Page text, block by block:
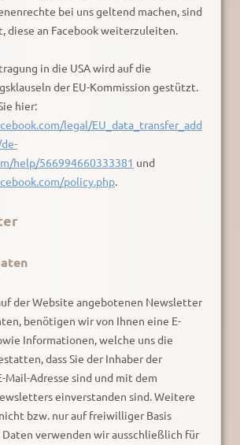
bei uns geltend machen, sind
diese an Facebook weiterzuleiten.
in die USA wird auf die
der EU-Kommission gestützt.
hier:
legal/EU_data_transfer_add
help/566994660333381 und
policy.php.
der Website angebotenen Newsletter
benötigen wir von Ihnen eine E-
Informationen, welche uns die
dass Sie der Inhaber der
Mail-Adresse sind und mit dem
einverstanden sind. Weitere
bzw. nur auf freiwilliger Basis
Daten verwenden wir ausschließlich für